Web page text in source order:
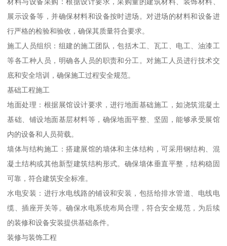
材料与设备采购：根据设计要求，采购量的建筑材料、装饰材料、
展示设备等，并确保材料和设备按时进场。对进场的材料和设备进
行严格的检验和验收，确保其质量符合要求。
施工人员组织：组建的施工团队，包括木工、瓦工、电工、油漆工
等各工种人员，明确各人员的职责和分工。对施工人员进行技术交
底和安全培训，确保施工过程安全规范。
基础工程施工
地面处理：根据展馆设计要求，进行地面基础施工，如浇筑混凝土
基础、铺设地面基层材料等，确保地面平整、坚固，能够承受展馆
内的设备和人员荷载。
墙体与结构施工：搭建展馆的墙体和主体结构，可采用钢结构、混
凝土结构或其他新型建筑结构形式。确保墙体垂直平整，结构稳固
可靠，符合建筑安全标准。
水电安装：进行水电线路的铺设和安装，包括给排水管道、电线电
缆、插座开关等。确保水电系统布局合理，符合安全规范，为后续
的装修和设备安装提供基础条件。
装修与装饰工程